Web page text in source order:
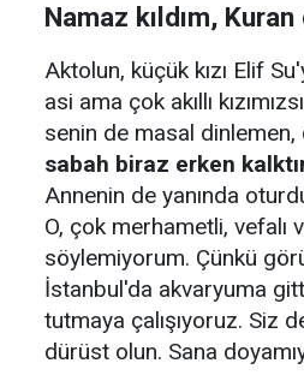
Namaz kıldım,
Aktolun, küçük kızı Elif
asi ama çok akıllı
senin de masal dinlemen,
sabah biraz erken
Annenin de yanında
O, çok merhametli, vefalı
söylemiyorum. Çünkü
İstanbul'da akvaryuma
tutmaya çalışıyoruz. Siz
dürüst olun. Sana